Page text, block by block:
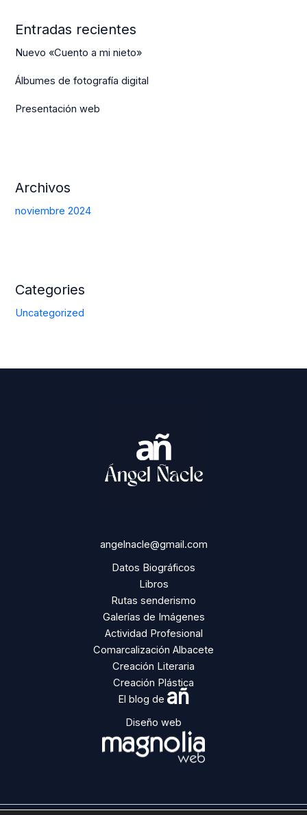
Entradas recientes
Nuevo «Cuento a mi nieto»
Álbumes de fotografía digital
Presentación web
Archivos
noviembre 2024
Categories
Uncategorized
angelnacle@gmail.com
Datos Biográficos
Libros
Rutas senderismo
Galerías de Imágenes
Actividad Profesional
Comarcalización Albacete
Creación Literaria
Creación Plástica
El blog de añ
Diseño web